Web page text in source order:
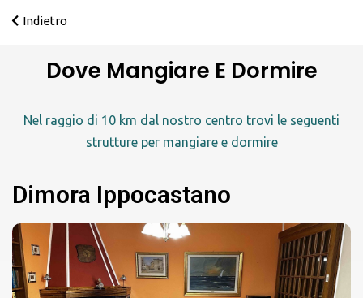
Indietro
Dove Mangiare E Dormire
Nel raggio di 10 km dal nostro centro trovi le seguenti
strutture per mangiare e dormire
Dimora Ippocastano